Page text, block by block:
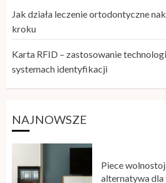
Jak działa leczenie ortodontyczne
kroku
Karta RFID – zastosowanie
systemach identyfikacji
NAJNOWSZE
informacje w
2
Piece